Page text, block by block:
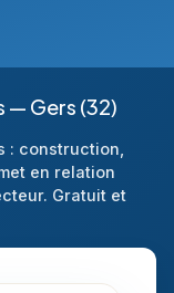
— Gers (32)
: construction,
en relation
Gratuit et